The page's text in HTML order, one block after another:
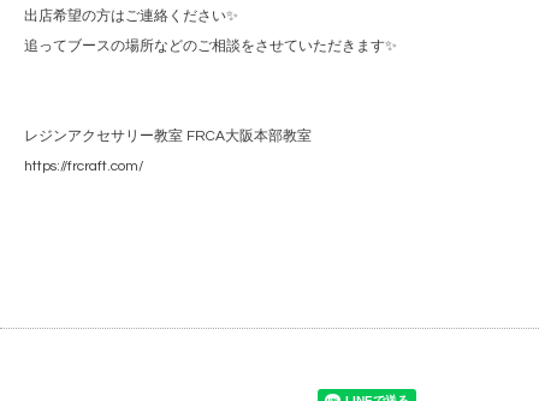
出店希望の方はご連絡ください✨
追ってブースの場所などのご相談をさせていただきます✨
レジンアクセサリー教室 FRCA大阪本部教室
https://frcraft.com/